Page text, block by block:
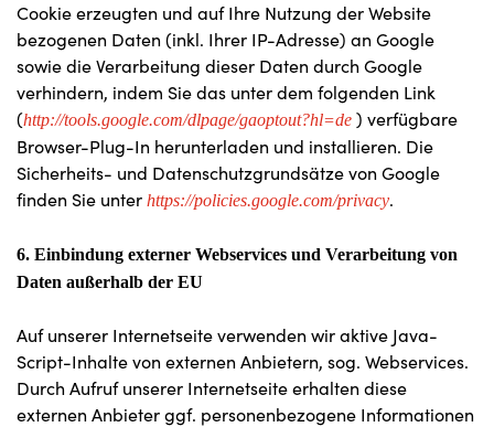
Cookie erzeugten und auf Ihre Nutzung der Website
bezogenen Daten (inkl. Ihrer IP-Adresse) an Google
sowie die Verarbeitung dieser Daten durch Google
verhindern, indem Sie das unter dem folgenden Link
(http://tools.google.com/dlpage/gaoptout?hl=de ) verfügbare
Browser-Plug-In herunterladen und installieren. Die
Sicherheits- und Datenschutzgrundsätze von Google
finden Sie unter https://policies.google.com/privacy.
6. Einbindung externer Webservices und Verarbeitung von
Daten außerhalb der EU
Auf unserer Internetseite verwenden wir aktive Java-
Script-Inhalte von externen Anbietern, sog. Webservices.
Durch Aufruf unserer Internetseite erhalten diese
externen Anbieter ggf. personenbezogene Informationen